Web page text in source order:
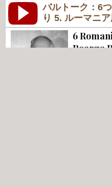
バルトーク：6
り 5. ルーマニ
6
Poarga